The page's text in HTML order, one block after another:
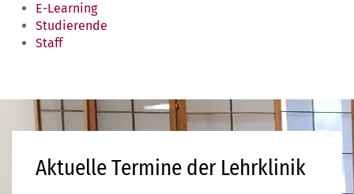
E-Learning
Studierende
Staff
Aktuelle Termine der Lehrklinik